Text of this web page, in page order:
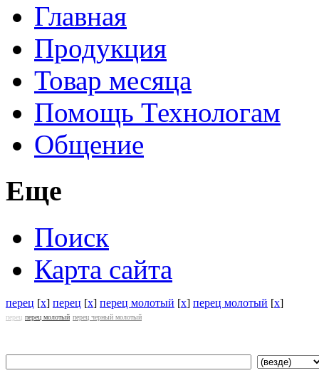
Главная
Продукция
Товар месяца
Помощь Технологам
Общение
Еще
Поиск
Карта сайта
перец [x] перец [x] перец молотый [x] перец молотый [x]
перец перец молотый перец черный молотый